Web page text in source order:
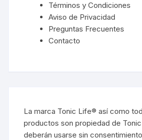
Términos y Condiciones
Aviso de Privacidad
Preguntas Frecuentes
Contacto
La marca Tonic Life® así como
productos son propiedad de
deberán usarse sin